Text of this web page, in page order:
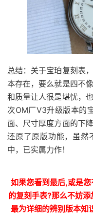
总结：关于宝珀复刻表
本存在，要么就是四不
和质量让人很是堪忧，
次OM厂V3升级版本的
面、尺寸厚度方面的下
还原了原版功能，虽然
中，已实属力作！
如果您看到最后,或是
的复刻手表?那么不妨
最为详细的辨别版本知